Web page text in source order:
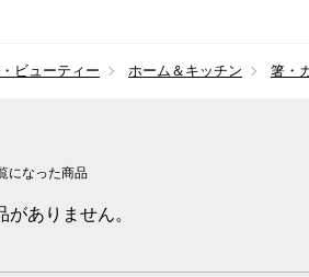
ビューティー ホーム＆キッチン 箸・
になった商品
ありません。